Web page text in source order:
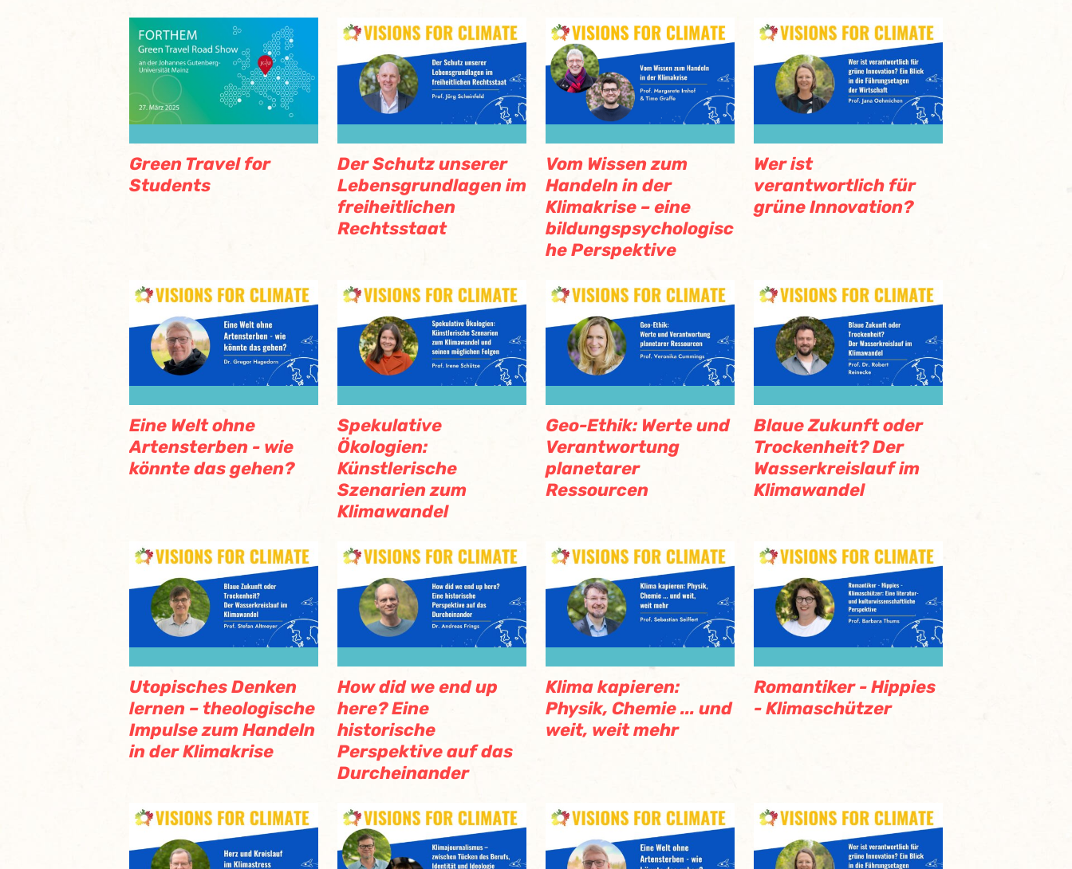
Green Travel for
Students
Der Schutz unserer
Lebensgrundlagen im
freiheitlichen
Rechtsstaat
Vom Wissen zum
Handeln in der
Klimakrise – eine
bildungspsychologisc
he Perspektive
Wer ist
verantwortlich für
grüne Innovation?
Eine Welt ohne
Artensterben - wie
könnte das gehen?
Spekulative
Ökologien:
Künstlerische
Szenarien zum
Klimawandel
Geo-Ethik: Werte und
Verantwortung
planetarer
Ressourcen
Blaue Zukunft oder
Trockenheit? Der
Wasserkreislauf im
Klimawandel
Utopisches Denken
lernen – theologische
Impulse zum Handeln
in der Klimakrise
How did we end up
here? Eine
historische
Perspektive auf das
Durcheinander
Klima kapieren:
Physik, Chemie ... und
weit, weit mehr
Romantiker - Hippies
- Klimaschützer